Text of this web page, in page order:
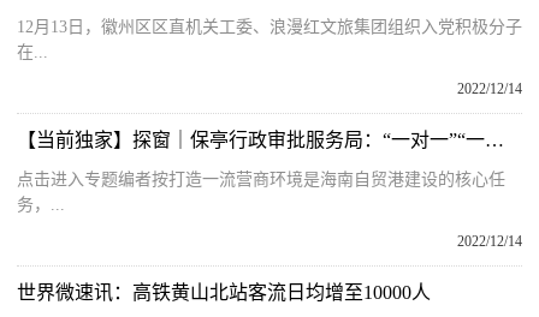
12月13日，徽州区区直机关工委、浪漫红文旅集团组织入党积极分子
在...
2022/12/14
【当前独家】探窗｜保亭行政审批服务局：“一对一”“一月一审”打造政务服务新高地
点击进入专题编者按打造一流营商环境是海南自贸港建设的核心任
务，...
2022/12/14
世界微速讯：高铁黄山北站客流日均增至10000人